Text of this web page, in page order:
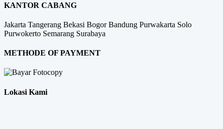
KANTOR CABANG
Jakarta Tangerang Bekasi BogorBandung Purwakarta Solo
Purwokerto Semarang Surabaya
METHODE OF PAYMENT
Lokasi Kami